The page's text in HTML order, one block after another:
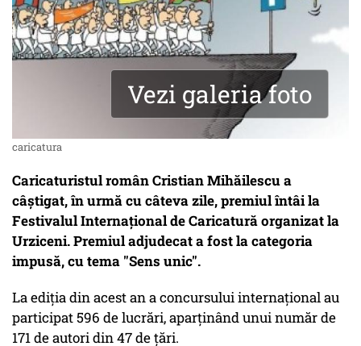
Vezi galeria foto
caricatura
Caricaturistul român Cristian Mihăilescu a
câştigat, în urmă cu câteva zile, premiul întâi la
Festivalul Internaţional de Caricatură organizat la
Urziceni. Premiul adjudecat a fost la categoria
impusă, cu tema "Sens unic".
La ediţia din acest an a concursului internaţional au
participat 596 de lucrări, aparţinând unui număr de
171 de autori din 47 de ţări.